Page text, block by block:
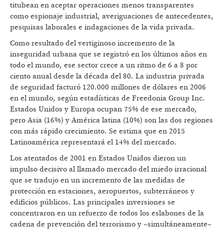
titubean en aceptar operaciones menos transparentes
como espionaje industrial, averiguaciones de antecedentes,
pesquisas laborales e indagaciones de la vida privada.
Como resultado del vertiginoso incremento de la
inseguridad urbana que se registró en los últimos años en
todo el mundo, ese sector crece a un ritmo de 6 a 8 por
ciento anual desde la década del 80. La industria privada
de seguridad facturó 120.000 millones de dólares en 2006
en el mundo, según estadísticas de Freedonia Group Inc.
Estados Unidos y Europa ocupan 75% de ese mercado,
pero Asia (16%) y América latina (10%) son las dos regiones
con más rápido crecimiento. Se estima que en 2015
Latinoamérica representará el 14% del mercado.
Los atentados de 2001 en Estados Unidos dieron un
impulso decisivo al llamado mercado del miedo irracional
que se tradujo en un incremento de las medidas de
protección en estaciones, aeropuertos, subterráneos y
edificios públicos. Las principales inversiones se
concentraron en un refuerzo de todos los eslabones de la
cadena de prevención del terrorismo y –simultáneamente–